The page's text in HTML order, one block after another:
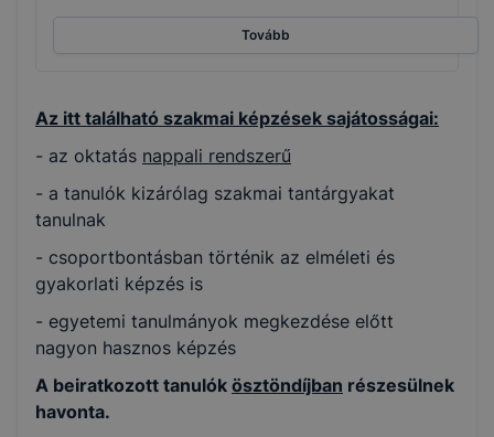
Tovább
Az itt található szakmai képzések sajátosságai:
- az oktatás nappali rendszerű
- a tanulók kizárólag szakmai tantárgyakat
tanulnak
- csoportbontásban történik az elméleti és
gyakorlati képzés is
- egyetemi tanulmányok megkezdése előtt
nagyon hasznos képzés
A beiratkozott tanulók ösztöndíjban részesülnek
havonta.